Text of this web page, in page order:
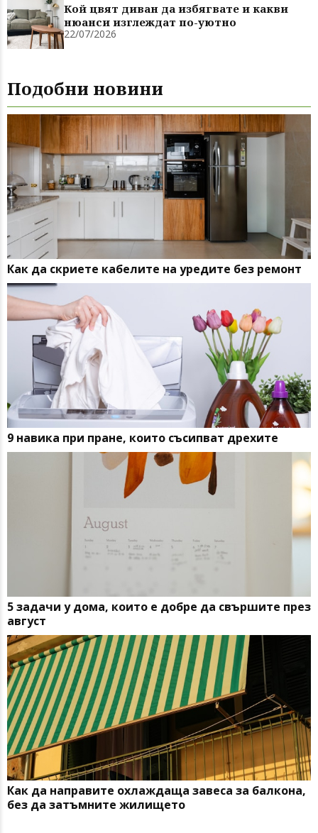
Кой цвят диван да избягвате и какви
нюанси изглеждат по-уютно
22/07/2026
Подобни новини
Как да скриете кабелите на уредите без ремонт
9 навика при пране, които съсипват дрехите
5 задачи у дома, които е добре да свършите през
август
Как да направите охлаждаща завеса за балкона,
без да затъмните жилището